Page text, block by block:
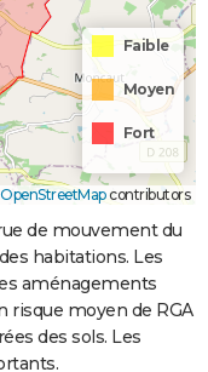
Faible
Moyen
Fort
OpenStreetMapcontributors
de mouvement du
habitations. Les
aménagements
risque moyen de RGA
des sols. Les